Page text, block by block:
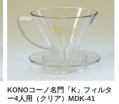
KONOコーノ名門「K」フィルタ
ー4人用（クリア）MDK-41